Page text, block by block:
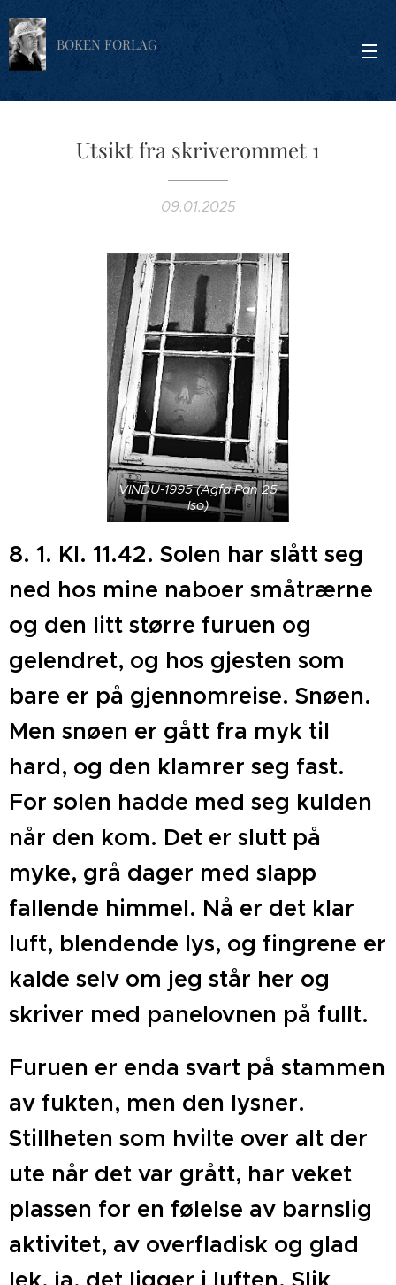
BOKEN FORLAG
Utsikt fra skriverommet 1
09.01.2025
VINDU-1995 (Agfa Pan 25
Iso)
8. 1. Kl. 11.42. Solen har slått seg
ned hos mine naboer småtrærne
og den litt større furuen og
gelendret, og hos gjesten som
bare er på gjennomreise. Snøen.
Men snøen er gått fra myk til
hard, og den klamrer seg fast.
For solen hadde med seg kulden
når den kom. Det er slutt på
myke, grå dager med slapp
fallende himmel. Nå er det klar
luft, blendende lys, og fingrene er
kalde selv om jeg står her og
skriver med panelovnen på fullt.
Furuen er enda svart på stammen
av fukten, men den lysner.
Stillheten som hvilte over alt der
ute når det var grått, har veket
plassen for en følelse av barnslig
aktivitet, av overfladisk og glad